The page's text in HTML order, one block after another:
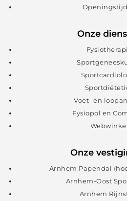
Onze
Voet- en
Fysiopol en
Onze
Arnhem Papendal
Arnhem-Oost
Arnhem